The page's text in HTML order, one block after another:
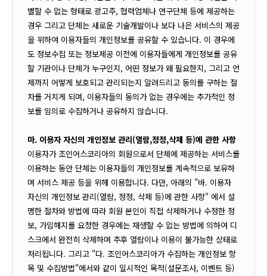
별할 수 없는 형태로 광고주, 협력업체나 연구단체 등에 제공하는
경우 그리고 단체는 새로운 기술개발이나 보다 나은 서비스의 제공
을 위하여 이용자들의 개인정보를 공유할 수 있습니다. 이 경우에
도 정보수집 또는 정보제공 이전에 이용자들에게 개인정보를 공유
할 기관이나 단체가 누구인지, 어떤 정보가 왜 필요한지, 그리고 언
제까지 어떻게 보호되고 관리되는지 알려드리고 동의를 구하는 절
차를 거치게 되며, 이용자들의 동의가 없는 경우에는 추가적인 정
보를 임의로 수집하거나 공유하지 않습니다.
마. 이용자 자신의 개인정보 관리(열람,정정,삭제 등)에 관한 사항
이용자가 조인어스코리아의 회원으로서 단체에 제공하는 서비스를
이용하는 동안 단체는 이용자들의 개인정보를 계속적으로 보유하
며 서비스 제공 등을 위해 이용합니다. 다만, 아래의 "바. 이용자
자신의 개인정보 관리(열람, 정정, 삭제 등)에 관한 사항" 에서 설
명한 절차와 방법에 따라 회원 본인이 직접 삭제하거나 수정한 정
보, 가입해지를 요청한 경우에는 재생할 수 없는 방법에 의하여 디
스크에서 완전히 삭제하며 추후 열람이나 이용이 불가능한 상태로
처리됩니다. 그리고 "다. 조인어스코리아가 수집하는 개인정보 항
목 및 수집방법"에서와 같이 일시적인 목적(설문조사, 이벤트 등)